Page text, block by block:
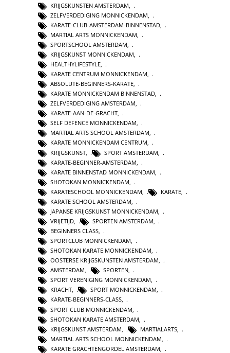
KRIJGSKUNSTEN AMSTERDAM
ZELFVERDEDIGING MONNICKENDAM
KARATE-CLUB-AMSTERDAM-BINNENSTAD
MARTIAL ARTS MONNICKENDAM
SPORTSCHOOL AMSTERDAM
KRIJGSKUNST MONNICKENDAM
HEALTHYLIFESTYLE
KARATE CENTRUM MONNICKENDAM,
ABSOLUTE-BEGINNERS-KARATE,
KARATE MONNICKENDAM BINNENSTAD,
ZELFVERDEDIGING AMSTERDAM,
KARATE-AAN-DE-GRACHT,
SELF DEFENCE MONNICKENDAM,
MARTIAL ARTS SCHOOL AMSTERDAM,
KARATE MONNICKENDAM CENTRUM,
KRIJGSKUNST
SPORT AMSTERDAM
KARATE-BEGINNER-AMSTERDAM
KARATE BINNENSTAD MONNICKENDAM
SHOTOKAN MONNICKENDAM
KARATESCHOOL MONNICKENDAM
KARATE
KARATE SCHOOL AMSTERDAM
JAPANSE KRIJGSKUNST MONNICKENDAM
VRIJETIJD
SPORTEN AMSTERDAM
BEGINNERS CLASS,
SPORTCLUB MONNICKENDAM,
SHOTOKAN KARATE MONNICKENDAM,
OOSTERSE KRIJGSKUNSTEN AMSTERDAM,
AMSTERDAM, SPORTEN,
SPORT VERENIGING MONNICKENDAM,
KRACHT, SPORT MONNICKENDAM,
KARATE-BEGINNERS-CLASS,
SPORT CLUB MONNICKENDAM
SHOTOKAN KARATE AMSTERDAM
KRIJGSKUNST AMSTERDAM
MARTIALARTS
MARTIAL ARTS SCHOOL MONNICKENDAM
KARATE GRACHTENGORDEL AMSTERDAM